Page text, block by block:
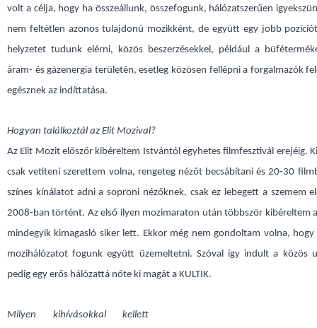
volt a célja, hogy ha összeállunk, összefogunk, hálózatszerűen
nem feltétlen azonos tulajdonú mozikként, de együtt egy jobb
helyzetet tudunk elérni, közös beszerzésekkel, például a
áram- és gázenergia területén, esetleg közösen fellépni a forgalmazók
egésznek az indíttatása.
Hogyan találkoztál az Elit Mozival?
Az Elit Mozit előszőr kibéreltem Istvántól egyhetes filmfesztivál erejéig.
csak vetíteni szerettem volna, rengeteg nézőt becsábítani és 20-30
színes kínálatot adni a soproni nézőknek, csak ez lebegett a szemem
2008-ban történt. Az első ilyen mozimaraton után többször kibéreltem
mindegyik kimagasló siker lett. Ekkor még nem gondoltam volna, hogy
mozihálózatot fogunk együtt üzemeltetni. Szóval így indult a közös
pedig egy erős hálózattá nőte ki magát a KULTIK.
Milyen kihívásokkal kellett